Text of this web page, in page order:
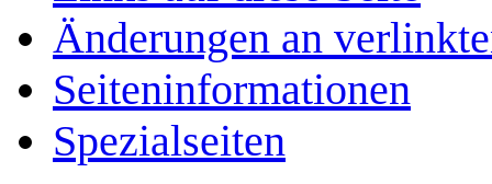
Änderungen an
Seiten­­informationen
Spezialseiten